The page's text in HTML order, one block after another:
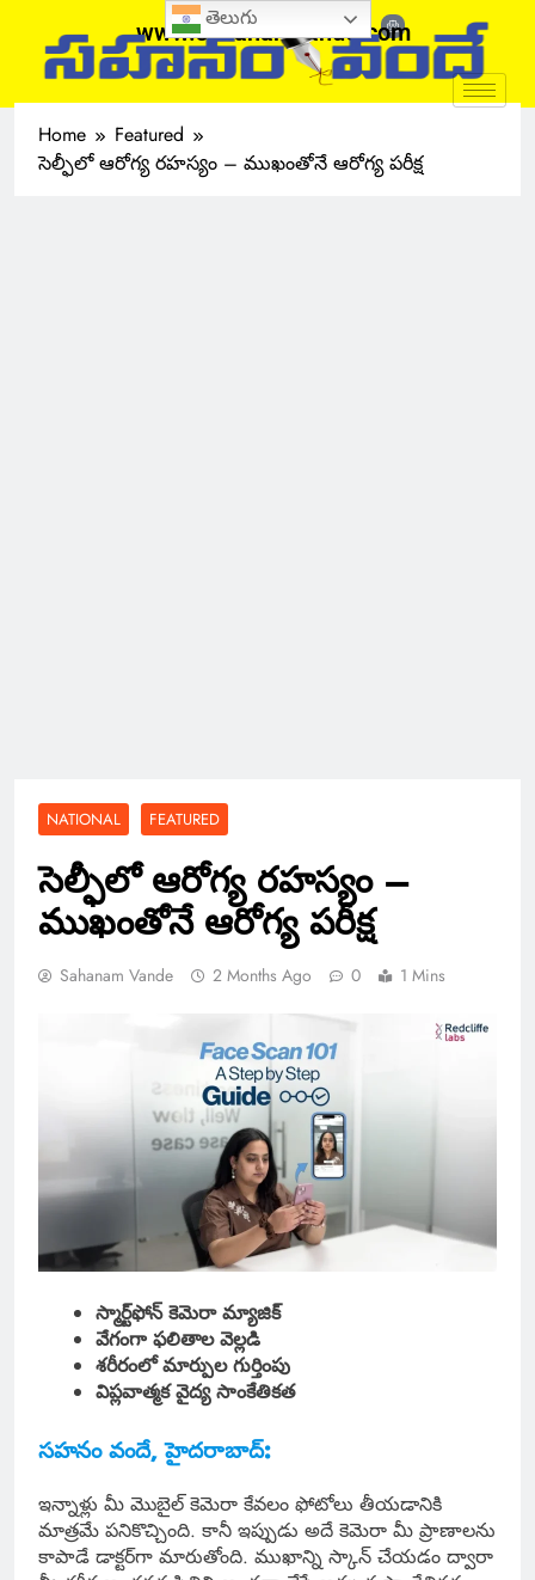
www.sahanamvande.com
Home
Featured
సెల్ఫీలో ఆరోగ్య రహస్యం – ముఖంతోనే ఆరోగ్య పరీక్ష
NATIONAL FEATURED
సెల్ఫీలో ఆరోగ్య రహస్యం –
ముఖంతోనే ఆరోగ్య పరీక్ష
Sahanam Vande 2 Months Ago 0 1 Mins
స్మార్ట్‌ఫోన్ కెమెరా మ్యాజిక్
వేగంగా ఫలితాల వెల్లడి
శరీరంలో మార్పుల గుర్తింపు
విప్లవాత్మక వైద్య సాంకేతికత
సహనం వందే, హైదరాబాద్:
ఇన్నాళ్లు మీ మొబైల్ కెమెరా కేవలం ఫోటోలు తీయడానికి
మాత్రమే పనికొచ్చింది. కానీ ఇప్పుడు అదే కెమెరా మీ ప్రాణాలను
కాపాడే డాక్టర్‌గా మారుతోంది. ముఖాన్ని స్కాన్ చేయడం ద్వారా
తెలుగు